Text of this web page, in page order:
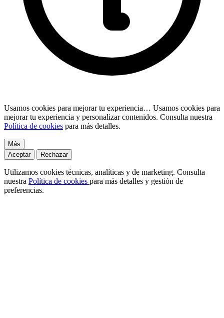
Usamos cookies para mejorar tu experiencia… Usamos cookies para
mejorar tu experiencia y personalizar contenidos. Consulta nuestra
Política de cookies para más detalles.
Más
Aceptar
Rechazar
Utilizamos cookies técnicas, analíticas y de marketing. Consulta
nuestra Política de cookies para más detalles y gestión de
preferencias.